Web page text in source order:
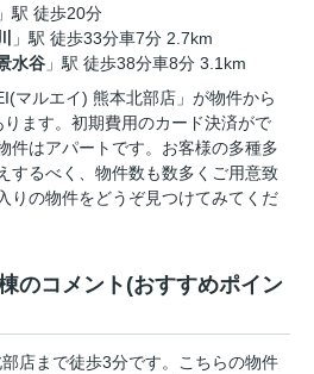
」駅 徒歩20分
」駅 徒歩33分車7分 2.7km
水谷 」駅 徒歩38分車8分 3.1km
マルエイ) 熊本北部店」が物件から
ます。初期費用のカード決済がで
件はアパートです。お客様の多種多
するべく、物件数も数多くご用意致
りの物件をどうぞ見つけてみてくだ
のコメント(おすすめポイン
店まで徒歩3分です。こちらの物件